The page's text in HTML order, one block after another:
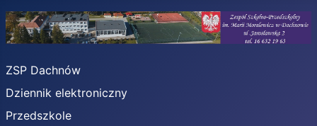
ZSP Dachnów
Dziennik elektroniczny
Przedszkole